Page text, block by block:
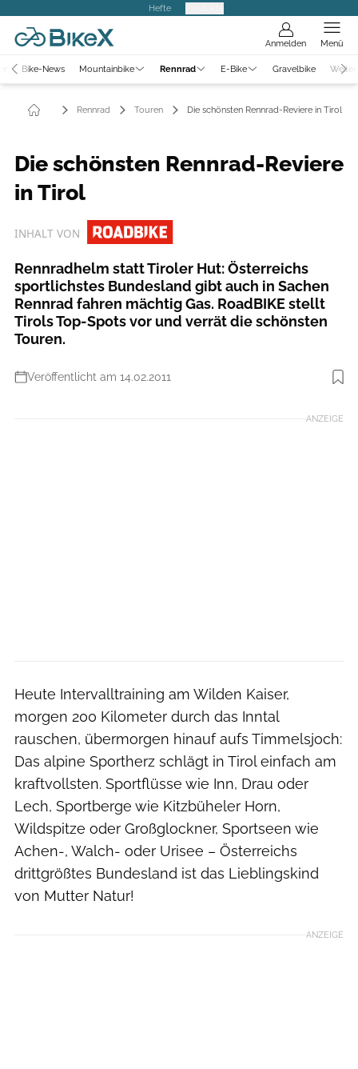
Hefte
Anmelden Menü
Bike-News Mountainbike Rennrad E-Bike Gravelbike
Rennrad Touren Die schönsten Rennrad-Reviere in Tirol
Die schönsten Rennrad-Reviere
in Tirol
INHALT VON
Rennradhelm statt Tiroler Hut: Österreichs
sportlichstes Bundesland gibt auch in Sachen
Rennrad fahren mächtig Gas. RoadBIKE stellt
Tirols Top-Spots vor und verrät die schönsten
Touren.
Veröffentlicht am 14.02.2011
Foto: Osttirol Werbung/Profer & Partner
ANZEIGE
Heute Intervalltraining am Wilden Kaiser,
morgen 200 Kilometer durch das Inntal
rauschen, übermorgen hinauf aufs Timmelsjoch:
Das alpine Sportherz schlägt in Tirol einfach am
kraftvollsten. Sportflüsse wie Inn, Drau oder
Lech, Sportberge wie Kitzbüheler Horn,
Wildspitze oder Großglockner, Sportseen wie
Achen-, Walch- oder Urisee – Österreichs
drittgrößtes Bundesland ist das Lieblingskind
von Mutter Natur!
ANZEIGE